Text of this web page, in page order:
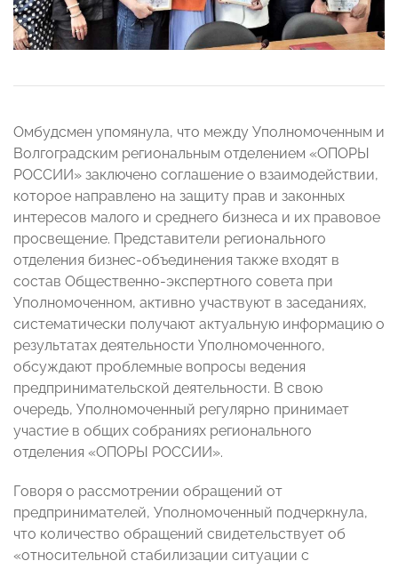
Омбудсмен упомянула, что между Уполномоченным и
Волгоградским региональным отделением «ОПОРЫ
РОССИИ» заключено соглашение о взаимодействии,
которое направлено на защиту прав и законных
интересов малого и среднего бизнеса и их правовое
просвещение. Представители регионального
отделения бизнес-объединения также входят в
состав Общественно-экспертного совета при
Уполномоченном, активно участвуют в заседаниях,
систематически получают актуальную информацию о
результатах деятельности Уполномоченного,
обсуждают проблемные вопросы ведения
предпринимательской деятельности. В свою
очередь, Уполномоченный регулярно принимает
участие в общих собраниях регионального
отделения «ОПОРЫ РОССИИ».
Говоря о рассмотрении обращений от
предпринимателей, Уполномоченный подчеркнула,
что количество обращений свидетельствует об
«относительной стабилизации ситуации с